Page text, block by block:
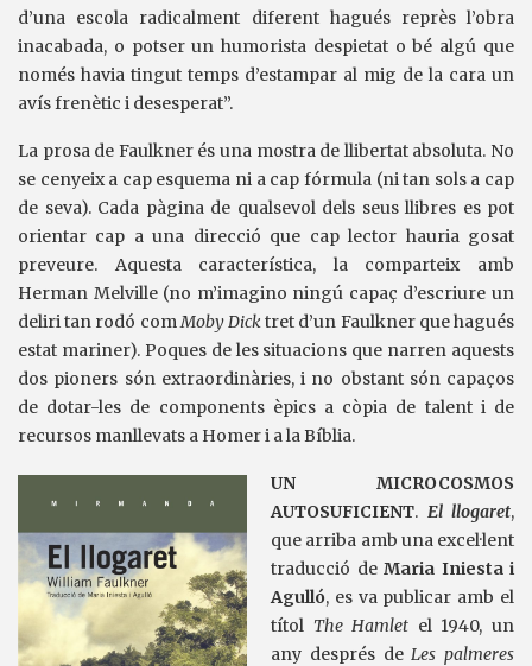
d’una escola radicalment diferent hagués reprès l’obra
inacabada, o potser un humorista despietat o bé algú que
només havia tingut temps d’estampar al mig de la cara un
avís frenètic i desesperat”.
La prosa de Faulkner és una mostra de llibertat absoluta. No
se cenyeix a cap esquema ni a cap fórmula (ni tan sols a cap
de seva). Cada pàgina de qualsevol dels seus llibres es pot
orientar cap a una direcció que cap lector hauria gosat
preveure. Aquesta característica, la comparteix amb
Herman Melville (no m’imagino ningú capaç d’escriure un
deliri tan rodó comMoby Dicktret d’un Faulkner que hagués
estat mariner). Poques de les situacions que narren aquests
dos pioners són extraordinàries, i no obstant són capaços
de dotar-les de components èpics a còpia de talent i de
recursos manllevats a Homer i a la Bíblia.
UN MICROCOSMOS
AUTOSUFICIENT. El llogaret,
que arriba amb una excel·lent
traducció de Maria Iniesta i
Agulló, es va publicar amb el
títol The Hamlet el 1940, un
any després deLes palmeres